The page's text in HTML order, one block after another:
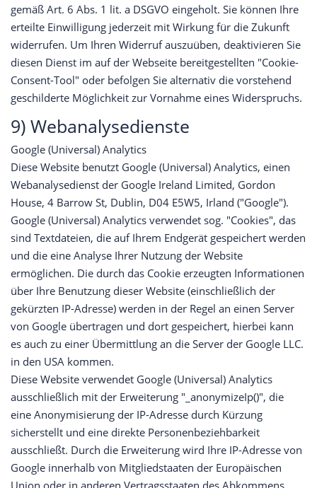
gemäß Art. 6 Abs. 1 lit. a DSGVO eingeholt. Sie können Ihre
erteilte Einwilligung jederzeit mit Wirkung für die Zukunft
widerrufen. Um Ihren Widerruf auszuüben, deaktivieren Sie
diesen Dienst im auf der Webseite bereitgestellten "Cookie-
Consent-Tool" oder befolgen Sie alternativ die vorstehend
geschilderte Möglichkeit zur Vornahme eines Widerspruchs.
9) Webanalysedienste
Google (Universal) Analytics
Diese Website benutzt Google (Universal) Analytics, einen
Webanalysedienst der Google Ireland Limited, Gordon
House, 4 Barrow St, Dublin, D04 E5W5, Irland ("Google").
Google (Universal) Analytics verwendet sog. "Cookies", das
sind Textdateien, die auf Ihrem Endgerät gespeichert werden
und die eine Analyse Ihrer Nutzung der Website
ermöglichen. Die durch das Cookie erzeugten Informationen
über Ihre Benutzung dieser Website (einschließlich der
gekürzten IP-Adresse) werden in der Regel an einen Server
von Google übertragen und dort gespeichert, hierbei kann
es auch zu einer Übermittlung an die Server der Google LLC.
in den USA kommen.
Diese Website verwendet Google (Universal) Analytics
ausschließlich mit der Erweiterung "_anonymizeIp()", die
eine Anonymisierung der IP-Adresse durch Kürzung
sicherstellt und eine direkte Personenbeziehbarkeit
ausschließt. Durch die Erweiterung wird Ihre IP-Adresse von
Google innerhalb von Mitgliedstaaten der Europäischen